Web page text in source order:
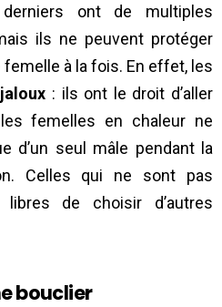
ont de multiples
ils ne peuvent protéger
femelle à la fois. En effet, les
jaloux : ils ont le droit d’aller
femelles en chaleur ne
d’un seul mâle pendant la
Celles qui ne sont pas
de choisir d’autres
bouclier